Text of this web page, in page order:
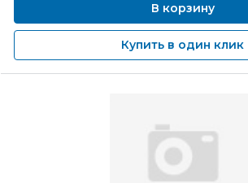
В корзину
Купить в один клик